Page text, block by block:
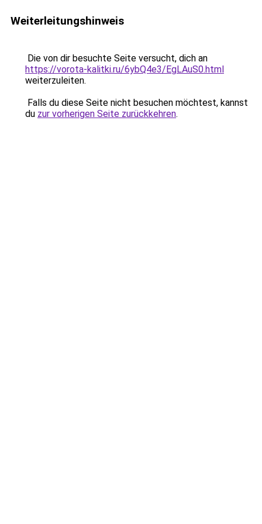
Weiterleitungshinweis
Die von dir besuchte Seite versucht, dich an
https://vorota-kalitki.ru/6ybQ4e3/EgLAuS0.html
weiterzuleiten.
Falls du diese Seite nicht besuchen möchtest, kannst
du zur vorherigen Seite zurückkehren.